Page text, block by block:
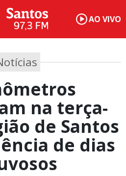
AO VIVO
na terça-
de Santos
de dias